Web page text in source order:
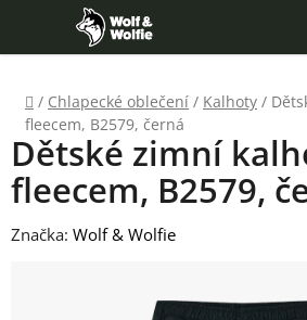
obsah
Domů
/ Chlapecké oblečení / Kalhoty /
fleecem, B2579, černá
Dětské zimní
fleecem, B2579,
Značka: Wolf & Wolfie